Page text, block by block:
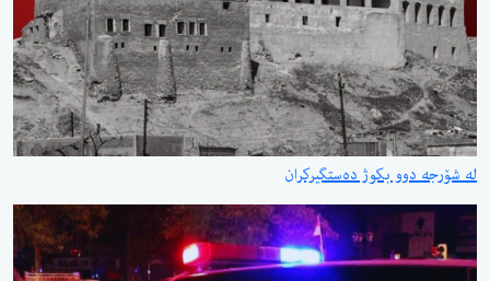
لە شۆرجە دوو بکوژ دەستگیرکران